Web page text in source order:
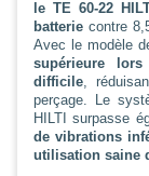
le TE 60-22
batterie contre
Avec le modèle
supérieure
difficile,
perçage. Le
HILTI surpasse
de vibrations
utilisation saine